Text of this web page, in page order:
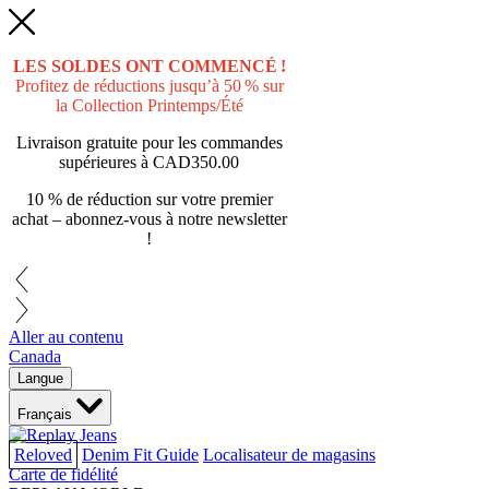
LES SOLDES ONT COMMENCÉ !
Profitez de réductions jusqu’à 50 % sur
la Collection Printemps/Été
Livraison gratuite pour les commandes
supérieures à CAD350.00
10 % de réduction sur votre premier
achat – abonnez-vous à notre newsletter
!
Aller au contenu
Canada
Langue
Français
Reloved Denim Fit Guide Localisateur de magasins
Carte de fidélité